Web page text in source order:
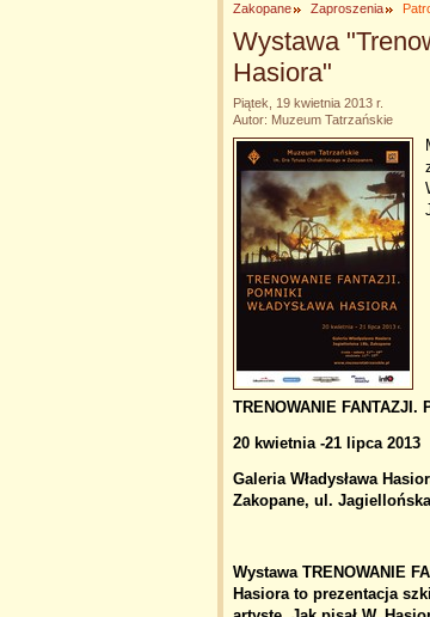
Zakopane Zaproszenia
Wystawa
Hasiora"
Piątek, 19 kwietnia 2013 r.
Autor: Muzeum Tatrzańskie
TRENOWANIE FANTAZJI.
20 kwietnia -21 lipca 2013
Galeria Władysława
Zakopane, ul.
Wystawa TRENOWANIE
Hasiora to prezentacja